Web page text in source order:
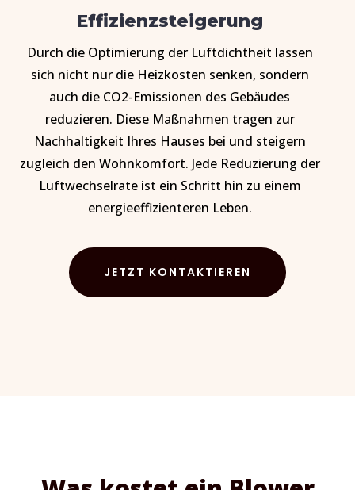
Effizienzsteigerung
Durch die Optimierung der Luftdichtheit lassen
sich nicht nur die Heizkosten senken, sondern
auch die CO2-Emissionen des Gebäudes
reduzieren. Diese Maßnahmen tragen zur
Nachhaltigkeit Ihres Hauses bei und steigern
zugleich den Wohnkomfort. Jede Reduzierung der
Luftwechselrate ist ein Schritt hin zu einem
energieeffizienteren Leben.
JETZT KONTAKTIEREN